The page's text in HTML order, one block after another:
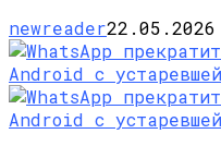
newreader22.05.2026